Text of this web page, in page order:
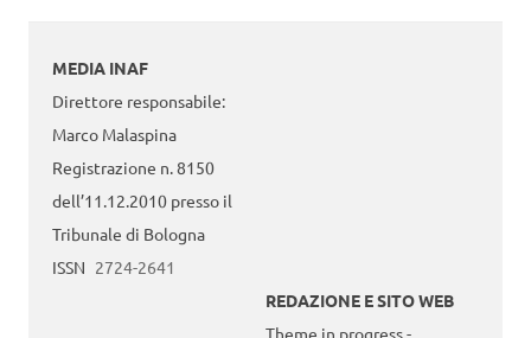
MEDIA INAF
Direttore responsabile:
Marco Malaspina
Registrazione n. 8150
dell’11.12.2010 presso il
Tribunale di Bologna
ISSN 2724-2641
REDAZIONE E SITO WEB
Theme in progress -